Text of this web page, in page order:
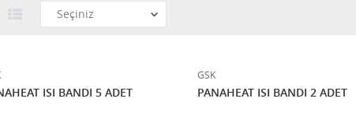
ISI BANDI 5 ADET
GSK
PANAHEAT ISI BANDI 2 ADET